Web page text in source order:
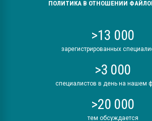
ПОЛИТИКА В ОТНОШЕНИИ ФАЙЛОВ
>13 000
зарегистрированных
>3 000
специалистов в день на нашем
>20 000
тем обсуждается